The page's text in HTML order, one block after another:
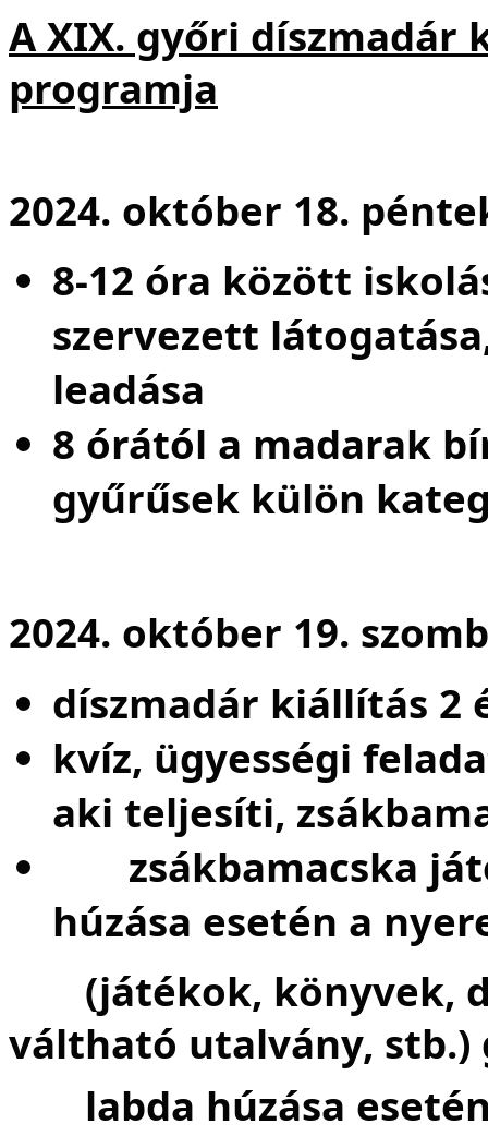
A XIX. győri díszmadár
programja
2024. október 18.
8-12 óra között
szervezett
leadása
8 órától a madarak
gyűrűsek külön
2024. október 19.
díszmadár kiállítás 2
kvíz, ügyességi
aki teljesíti,
zsákbamacska
húzása esetén a
(játékok, könyvek,
váltható utalvány,
labda húzása